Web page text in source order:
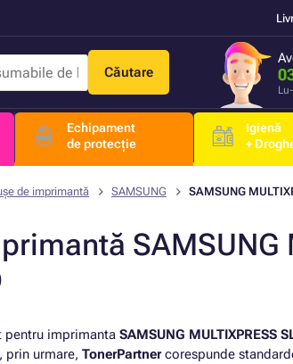
Căutare
Echipament
de protecție
Igienă
+
de imprimantă SAMSUNG SAMSUNG
SAMSUNG
pentru imprimanta SAMSUNG MULTIXPRESS
prin urmare, TonerPartnercorespunde